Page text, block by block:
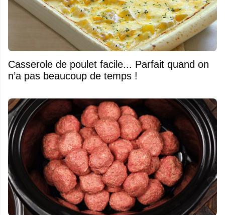
Casserole de poulet facile... Parfait quand on
n’a pas beaucoup de temps !